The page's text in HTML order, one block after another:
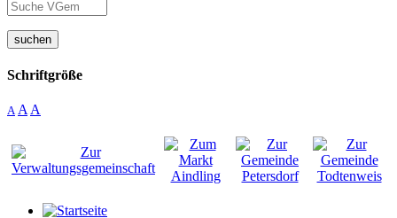
suchen
Schriftgröße
A A A